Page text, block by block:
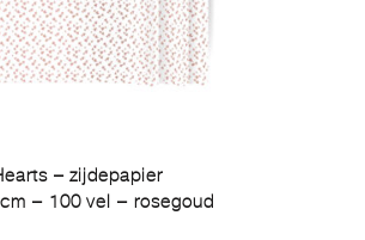
– zijdepapier
– 100 vel – rosegoud